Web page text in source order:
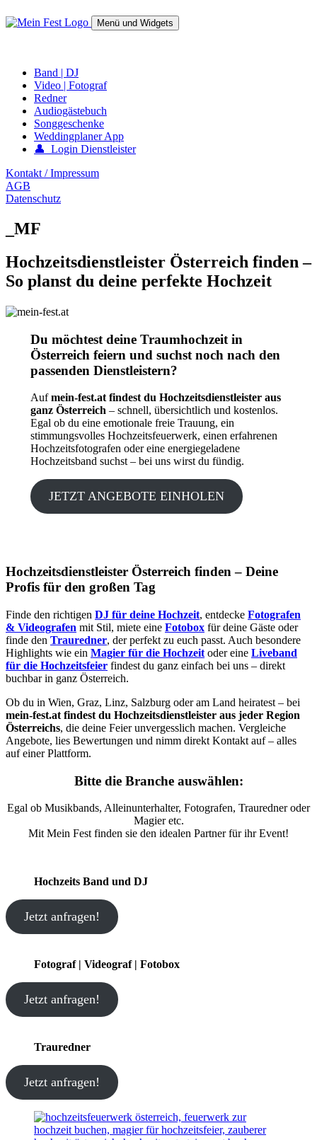
zum
Menü und Widgets
Band | DJ
Video | Fotograf
Redner
Audiogästebuch
Songgeschenke
Weddingplaner App
👤 Login Dienstleister
Kontakt / Impressum
AGB
Datenschutz
_MF
Hochzeitsdienstleister Österreich finden –
So planst du deine perfekte Hochzeit
Du möchtest deine Traumhochzeit in
Österreich feiern und suchst noch nach den
passenden Dienstleistern?
Aufmein-fest.at findest du Hochzeitsdienstleister aus
ganz Österreich– schnell, übersichtlich und kostenlos.
Egal ob du eine emotionale freie Trauung, ein
stimmungsvolles Hochzeitsfeuerwerk, einen erfahrenen
Hochzeitsfotografen oder eine energiegeladene
Hochzeitsband suchst – bei uns wirst du fündig.
JETZT ANGEBOTE EINHOLEN
Hochzeitsdienstleister Österreich finden – Deine
Profis für den großen Tag
Finde den richtigen DJ für deine Hochzeit, entdecke Fotografen
& Videografen mit Stil, miete eine Fotobox für deine Gäste oder
finde den Trauredner, der perfekt zu euch passt. Auch besondere
Highlights wie ein Magier für die Hochzeit oder eine Liveband
für die Hochzeitsfeier findest du ganz einfach bei uns – direkt
buchbar in ganz Österreich.
Ob du in Wien, Graz, Linz, Salzburg oder am Land heiratest – bei
mein-fest.at findest du Hochzeitsdienstleister aus jeder Region
Österreichs, die deine Feier unvergesslich machen. Vergleiche
Angebote, lies Bewertungen und nimm direkt Kontakt auf – alles
auf einer Plattform.
Bitte die Branche auswählen:
Egal ob Musikbands, Alleinunterhalter, Fotografen, Trauredner oder
Magier etc.
Mit Mein Fest finden sie den idealen Partner für ihr Event!
Hochzeits Band und DJ
Jetzt anfragen!
Fotograf | Videograf | Fotobox
Jetzt anfragen!
Trauredner
Jetzt anfragen!